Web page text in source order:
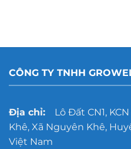
CÔNG TY TNHH
Địa chỉ:Lô Đất CN1, KCN
Khê, Xã Nguyên Khê,
Việt Nam